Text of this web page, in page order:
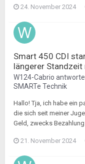
24. November 2024
Smart 450 CDI
längerer
W124-Cabrio
SMARTe Technik
Hallo! Tja, ich habe ein
die sich seit meiner
Geld, zwecks
21. November 2024